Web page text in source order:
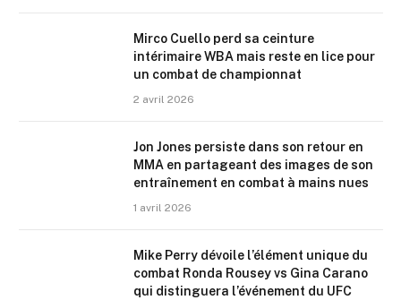
Mirco Cuello perd sa ceinture
intérimaire WBA mais reste en lice pour
un combat de championnat
2 avril 2026
Jon Jones persiste dans son retour en
MMA en partageant des images de son
entraînement en combat à mains nues
1 avril 2026
Mike Perry dévoile l’élément unique du
combat Ronda Rousey vs Gina Carano
qui distinguera l’événement du UFC